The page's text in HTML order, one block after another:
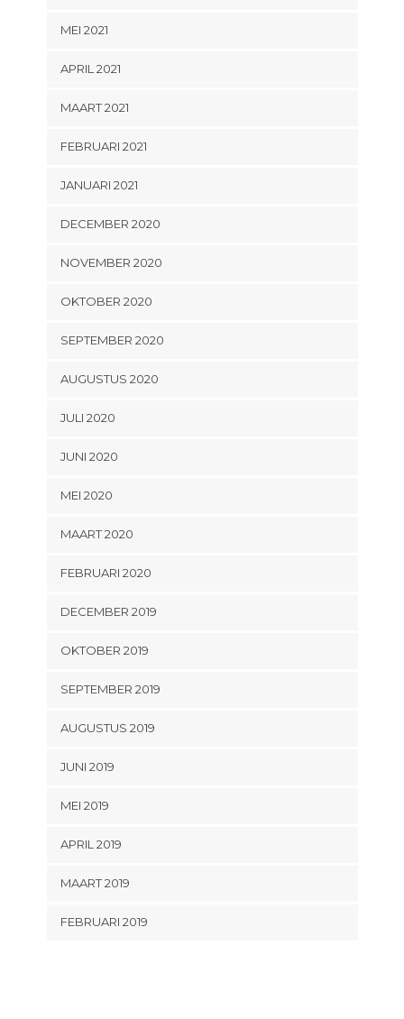
MEI 2021
APRIL 2021
MAART 2021
FEBRUARI 2021
JANUARI 2021
DECEMBER 2020
NOVEMBER 2020
OKTOBER 2020
SEPTEMBER 2020
AUGUSTUS 2020
JULI 2020
JUNI 2020
MEI 2020
MAART 2020
FEBRUARI 2020
DECEMBER 2019
OKTOBER 2019
SEPTEMBER 2019
AUGUSTUS 2019
JUNI 2019
MEI 2019
APRIL 2019
MAART 2019
FEBRUARI 2019